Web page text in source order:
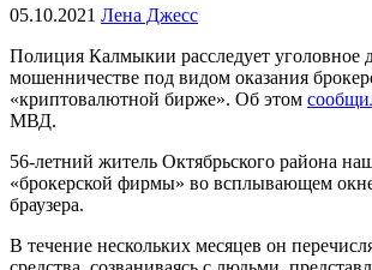
05.10.2021 Лена Джесс
Полиция Калмыкии расследует уголовное
мошенничестве под видом оказания
«криптовалютной бирже». Об этом
МВД.
56-летний житель Октябрьского района
«брокерской фирмы» во всплывающем
браузера.
В течение нескольких месяцев он